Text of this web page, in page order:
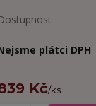
plátci DPH
Kč/ks